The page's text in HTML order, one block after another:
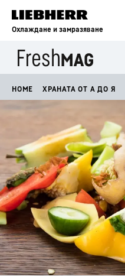
Охлаждане и замразяване
HOME ХРАНАТА ОТ А ДО Я